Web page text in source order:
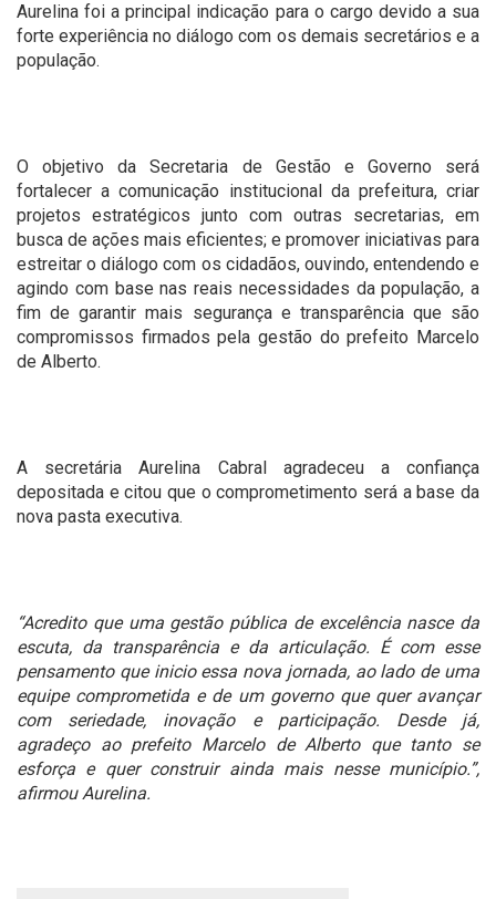
Aurelina foi a principal indicação para o cargo devido a sua
forte experiência no diálogo com os demais secretários e a
população.
O objetivo da Secretaria de Gestão e Governo será
fortalecer a comunicação institucional da prefeitura, criar
projetos estratégicos junto com outras secretarias, em
busca de ações mais eficientes; e promover iniciativas para
estreitar o diálogo com os cidadãos, ouvindo, entendendo e
agindo com base nas reais necessidades da população, a
fim de garantir mais segurança e transparência que são
compromissos firmados pela gestão do prefeito Marcelo
de Alberto.
A secretária Aurelina Cabral agradeceu a confiança
depositada e citou que o comprometimento será a base da
nova pasta executiva.
“Acredito que uma gestão pública de excelência nasce da
escuta, da transparência e da articulação. É com esse
pensamento que inicio essa nova jornada, ao lado de uma
equipe comprometida e de um governo que quer avançar
com seriedade, inovação e participação. Desde já,
agradeço ao prefeito Marcelo de Alberto que tanto se
esforça e quer construir ainda mais nesse município.”,
afirmou Aurelina.